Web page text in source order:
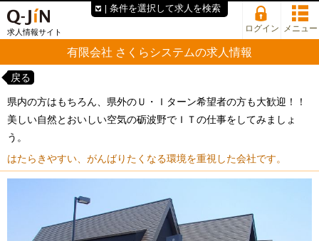
求人情報サイト ログイン メニュー
有限会社 さくらシステムの求人情報
戻る
県内の方はもちろん、県外のＵ・Ｉターン希望者の方も大歓迎！！
美しい自然とおいしい空気の砺波野でＩＴの仕事をしてみましょ
う。
はたらきやすい、がんばりたくなる環境を重視した会社です。
条件を選択して求人を検索